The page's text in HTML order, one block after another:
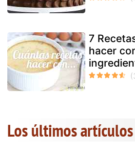
7
hacer
Los últimos artículos